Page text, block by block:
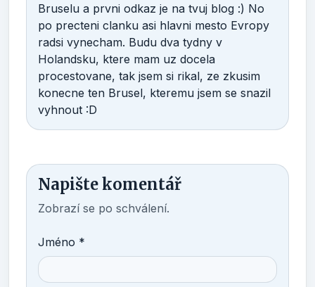
Bruselu a prvni odkaz je na tvuj blog :) No
po precteni clanku asi hlavni mesto Evropy
radsi vynecham. Budu dva tydny v
Holandsku, ktere mam uz docela
procestovane, tak jsem si rikal, ze zkusim
konecne ten Brusel, kteremu jsem se snazil
vyhnout :D
Napište komentář
Zobrazí se po schválení.
Jméno *